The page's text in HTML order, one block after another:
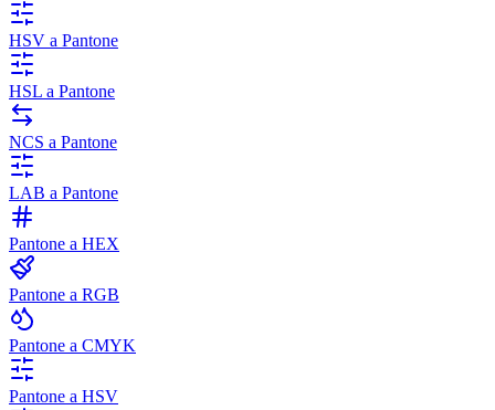
HSV a Pantone
HSL a Pantone
NCS a Pantone
LAB a Pantone
Pantone a HEX
Pantone a RGB
Pantone a CMYK
Pantone a HSV